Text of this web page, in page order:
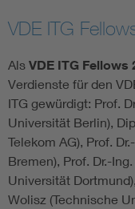
VDE ITG
Als VDE ITG Fellows
Verdienste für den
ITG gewürdigt: Prof.
Universität Berlin),
Telekom AG), Prof.
Bremen), Prof. Dr.-
Universität
Wolisz (Technische